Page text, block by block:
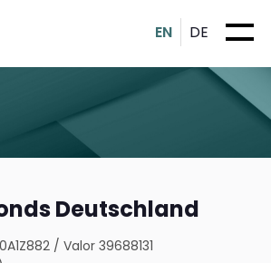
EN DE
Deutschland
/Valor 39688131